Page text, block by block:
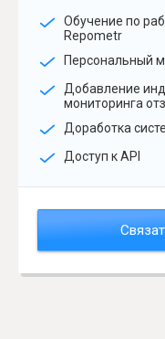
Обучение по
Repometr
Персональный
Добавление
мониторинга
Доработка
Доступ к API